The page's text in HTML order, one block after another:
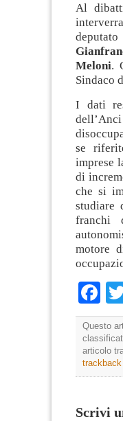
Al
Meloni.
Sindaco
I dati
se
imprese
di
che si
studiare
franchi
motore
Questo
articolo
trackback
Scrivi